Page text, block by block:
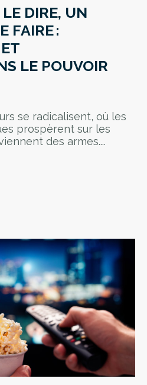
DIRE, UN
FAIRE :
LE POUVOIR
se radicalisent, où les
prospèrent sur les
des armes....